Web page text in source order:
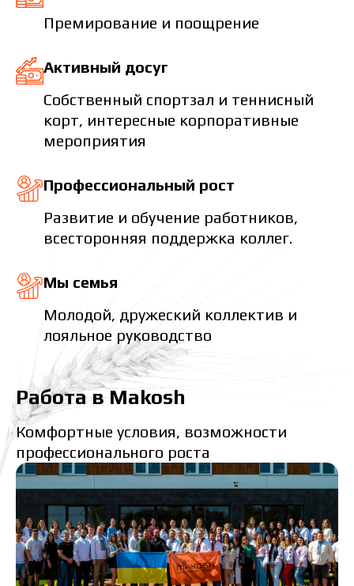
Премирование и поощрение
Активный досуг
Собственный спортзал и теннисный
корт, интересные корпоративные
мероприятия
Профессиональный рост
Развитие и обучение работников,
всесторонняя поддержка коллег.
Мы семья
Молодой, дружеский коллектив и
лояльное руководство
Работа в Makosh
Комфортные условия, возможности
профессионального роста